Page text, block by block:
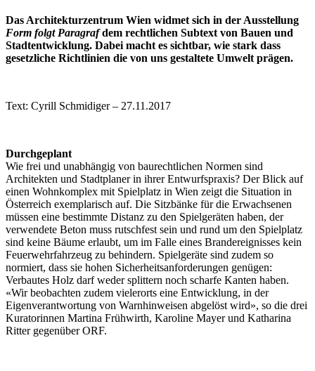
Das Architekturzentrum Wien widmet sich in der Ausstellung
Form folgt Paragrafdem rechtlichen Subtext von Bauen und
Stadtentwicklung. Dabei macht es sichtbar, wie stark dass
gesetzliche Richtlinien die von uns gestaltete Umwelt prägen.
Text: Cyrill Schmidiger – 27.11.2017
Durchgeplant
Wie frei und unabhängig von baurechtlichen Normen sind
Architekten und Stadtplaner in ihrer Entwurfspraxis? Der Blick auf
einen Wohnkomplex mit Spielplatz in Wien zeigt die Situation in
Österreich exemplarisch auf. Die Sitzbänke für die Erwachsenen
müssen eine bestimmte Distanz zu den Spielgeräten haben, der
verwendete Beton muss rutschfest sein und rund um den Spielplatz
sind keine Bäume erlaubt, um im Falle eines Brandereignisses kein
Feuerwehrfahrzeug zu behindern. Spielgeräte sind zudem so
normiert, dass sie hohen Sicherheitsanforderungen genügen:
Verbautes Holz darf weder splittern noch scharfe Kanten haben.
«Wir beobachten zudem vielerorts eine Entwicklung, in der
Eigenverantwortung von Warnhinweisen abgelöst wird», so die drei
Kuratorinnen Martina Frühwirth, Karoline Mayer und Katharina
Ritter gegenüber ORF.